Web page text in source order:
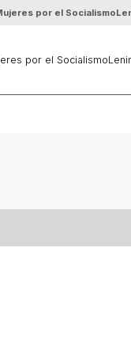
por el Socialismo
por el Socialismo